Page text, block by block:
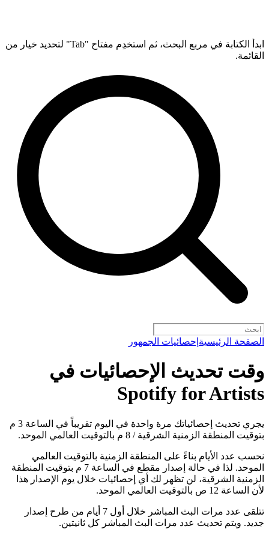
ابدأ الكتابة في مربع البحث، ثم استخدِم مفتاح "Tab" لتحديد خيار من
القائمة.
الصفحة الرئيسية إحصائيات الجمهور
وقت تحديث الإحصائيات في
Spotify for Artists
يجري تحديث إحصائياتك مرة واحدة في اليوم تقريباً في الساعة 3 م
بتوقيت المنطقة الزمنية الشرقية / 8 م بالتوقيت العالمي الموحد.
نحسب عدد الأيام بناءً على المنطقة الزمنية بالتوقيت العالمي
الموحد. لذا في حالة إصدار مقطع في الساعة 7 م بتوقيت المنطقة
الزمنية الشرقية، لن تظهر لك أي إحصائيات خلال يوم الإصدار هذا
لأن الساعة 12 ص بالتوقيت العالمي الموحد.
تتلقى عدد مرات البث المباشر خلال أول 7 أيام من طرح إصدار
جديد. ويتم تحديث عدد مرات البث المباشر كل ثانيتين.